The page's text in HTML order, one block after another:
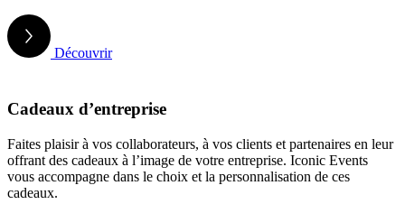
Découvrir
Cadeaux d’entreprise
Faites plaisir à vos collaborateurs, à vos clients et partenaires en leur
offrant des cadeaux à l’image de votre entreprise. Iconic Events
vous accompagne dans le choix et la personnalisation de ces
cadeaux.